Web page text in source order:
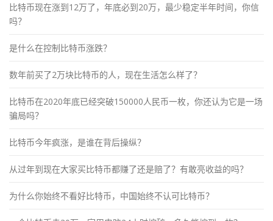
比特币现在涨到12万了，年底必到20万，最少稳定半年时间，你信
吗？
是什么在控制比特币涨跌？
数年前买了2万块比特币的人，现在生活怎么样了？
比特币在2020年底已经突破150000人民币一枚，你还认为它是一场
骗局吗？
比特币今年疯涨，是谁在背后操纵？
从过年到现在大家买比特币都赚了还是赔了？有敢亮收益的吗？
为什么你始终不看好比特币，中国始终不认可比特币？